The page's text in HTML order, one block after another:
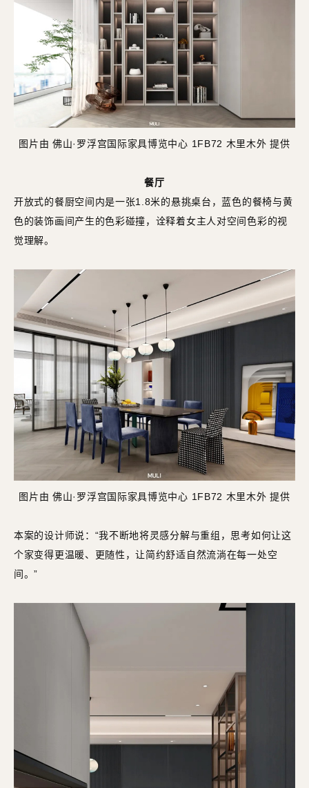
图片由 佛山·罗浮宫国际家具博览中心 1FB72 木里木外 提供
餐厅
开放式的餐厨空间内是一张1.8米的悬挑桌台，蓝色的餐椅与黄
色的装饰画间产生的色彩碰撞，诠释着女主人对空间色彩的视
觉理解。
图片由 佛山·罗浮宫国际家具博览中心 1FB72 木里木外 提供
本案的设计师说：“我不断地将灵感分解与重组，思考如何让这
个家变得更温暖、更随性，让简约舒适自然流淌在每一处空
间。”